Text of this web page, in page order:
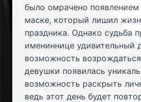
было омрачено появлением
маске, который лишил
праздника. Однако судьба
имениннице удивительный
возможность
девушки появилась
возможность раскрыть
ведь этот день будет